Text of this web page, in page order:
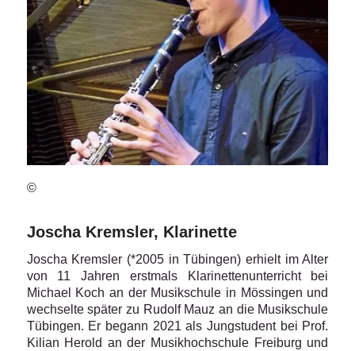
©
Joscha Kremsler, Klarinette
Joscha Kremsler (*2005 in Tübingen) erhielt im Alter
von 11 Jahren erstmals Klarinettenunterricht bei
Michael Koch an der Musikschule in Mössingen und
wechselte später zu Rudolf Mauz an die Musikschule
Tübingen. Er begann 2021 als Jungstudent bei Prof.
Kilian Herold an der Musikhochschule Freiburg und